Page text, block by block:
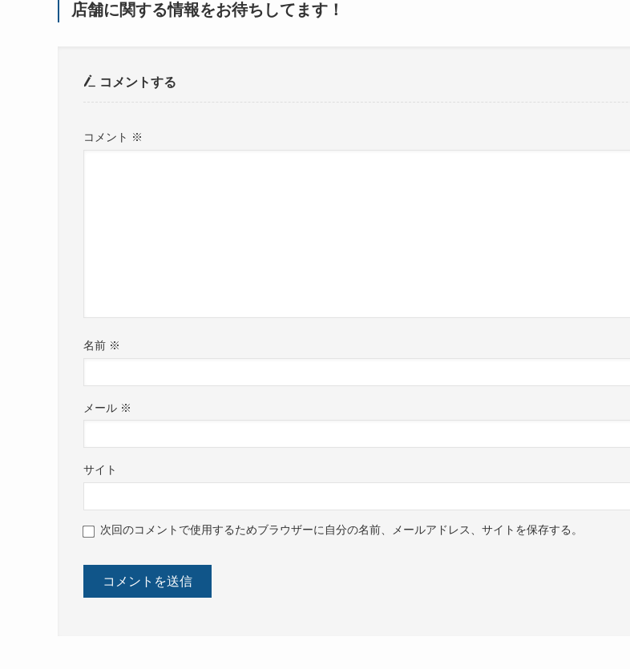
店舗に関する情報をお待ちしてます！
コメントする
コメント ※
名前 ※
メール ※
サイト
次回のコメントで使用するためブラウザーに自分の名前、メールアドレス、サイトを保存する。